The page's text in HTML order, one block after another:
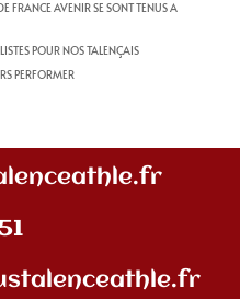
FRANCE AVENIR SE SONT TENUS A
POUR NOS TALENÇAIS
PERFORMER